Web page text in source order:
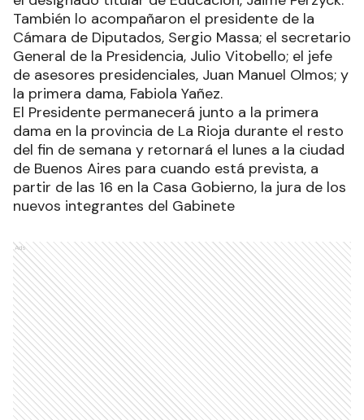
También lo acompañaron el presidente de la
Cámara de Diputados, Sergio Massa; el secretario
General de la Presidencia, Julio Vitobello; el jefe
de asesores presidenciales, Juan Manuel Olmos; y
la primera dama, Fabiola Yañez.
El Presidente permanecerá junto a la primera
dama en la provincia de La Rioja durante el resto
del fin de semana y retornará el lunes a la ciudad
de Buenos Aires para cuando está prevista, a
partir de las 16 en la Casa Gobierno, la jura de los
nuevos integrantes del Gabinete
Ads